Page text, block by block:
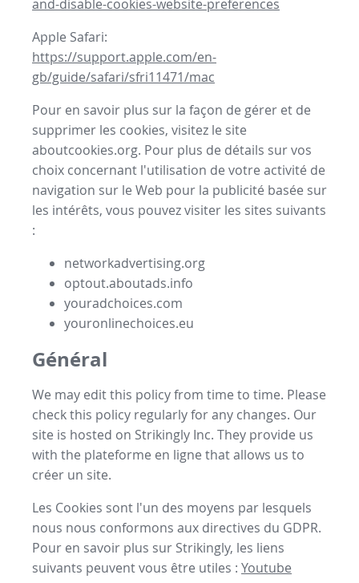
and-disable-cookies-website-preferences
Apple Safari:
https://support.apple.com/en-
gb/guide/safari/sfri11471/mac
Pour en savoir plus sur la façon de gérer et de
supprimer les cookies, visitez le site
aboutcookies.org. Pour plus de détails sur vos
choix concernant l'utilisation de votre activité de
navigation sur le Web pour la publicité basée sur
les intérêts, vous pouvez visiter les sites suivants
:
networkadvertising.org
optout.aboutads.info
youradchoices.com
youronlinechoices.eu
Général
We may edit this policy from time to time. Please
check this policy regularly for any changes. Our
site is hosted on Strikingly Inc. They provide us
with the plateforme en ligne that allows us to
créer un site.
Les Cookies sont l'un des moyens par lesquels
nous nous conformons aux directives du GDPR.
Pour en savoir plus sur Strikingly, les liens
suivants peuvent vous être utiles : Youtube